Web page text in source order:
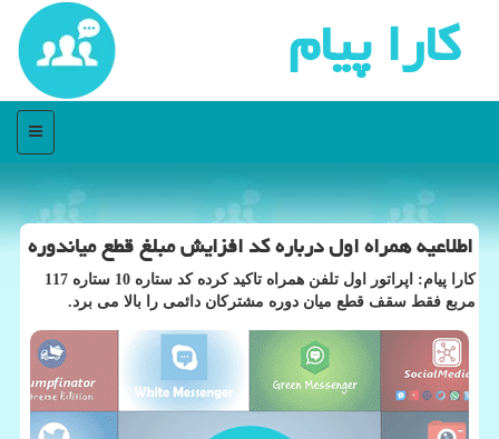
كارا پیام
منو
اطلاعیه همراه اول درباره كد افزایش مبلغ قطع میاندوره
كارا پیام: اپراتور اول تلفن همراه تاكید كرده كد ستاره 10 ستاره 117
مربع فقط سقف قطع میان دوره مشتركان دائمی را بالا می برد.